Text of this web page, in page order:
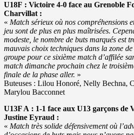
U18F : Victoire 4-0 face au Grenoble
Charvillat :
« Match sérieux où nos compréhensions
jeu sont de plus en plus maîtrisées.
modeste, le nombre de buts marqués est
mauvais choix techniques dans la zone
groupe pour ce sixième match d’affilée
match dimanche prochain chez le
finale de la phase aller. »
Buteuses : Lilou Honoré, Nelly Bechna,
Marylou Bacconnet
U13F A : 1-1 face aux U13 garçons de
Justine Eyraud :
« Match très solide défensivement où